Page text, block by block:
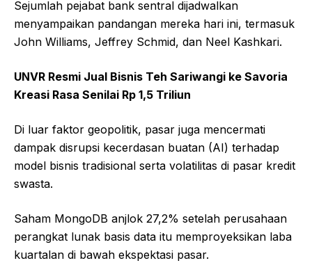
Sejumlah pejabat bank sentral dijadwalkan
menyampaikan pandangan mereka hari ini, termasuk
John Williams, Jeffrey Schmid, dan Neel Kashkari.
UNVR Resmi Jual Bisnis Teh Sariwangi ke Savoria
Kreasi Rasa Senilai Rp 1,5 Triliun
Di luar faktor geopolitik, pasar juga mencermati
dampak disrupsi kecerdasan buatan (AI) terhadap
model bisnis tradisional serta volatilitas di pasar kredit
swasta.
Saham MongoDB anjlok 27,2% setelah perusahaan
perangkat lunak basis data itu memproyeksikan laba
kuartalan di bawah ekspektasi pasar.